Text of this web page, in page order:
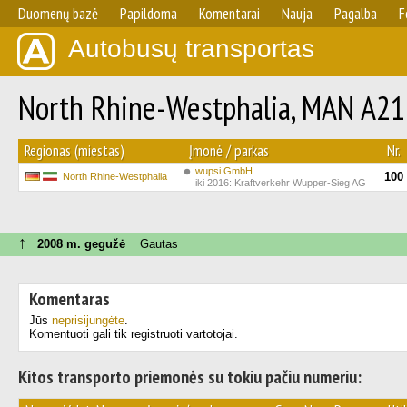
Duomenų bazė Papildoma Komentarai Nauja Pagalba
Autobusų transportas
North Rhine-Westphalia, MAN
Regionas (miestas) Įmonė / parkas Nr.
North Rhine-Westphalia
wupsi GmbH
iki 2016: Kraftverkehr Wupper-Sieg AG
100
↑ 2008 m. gegužė Gautas
Komentaras
Jūs neprisijungėte.
Komentuoti gali tik registruoti vartotojai.
Kitos transporto priemonės su tokiu pačiu numeriu: